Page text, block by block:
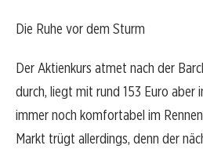
Die Ruhe vor dem Sturm
Der Aktienkurs atmet nach der
durch, liegt mit rund 153 Euro aber
immer noch komfortabel im
Markt trügt allerdings, denn der